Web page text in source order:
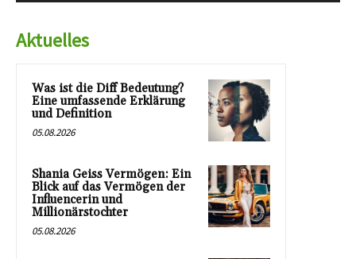
Aktuelles
Was ist die Diff Bedeutung?
Eine umfassende Erklärung
und Definition
05.08.2026
Shania Geiss Vermögen: Ein
Blick auf das Vermögen der
Influencerin und
Millionärstochter
05.08.2026